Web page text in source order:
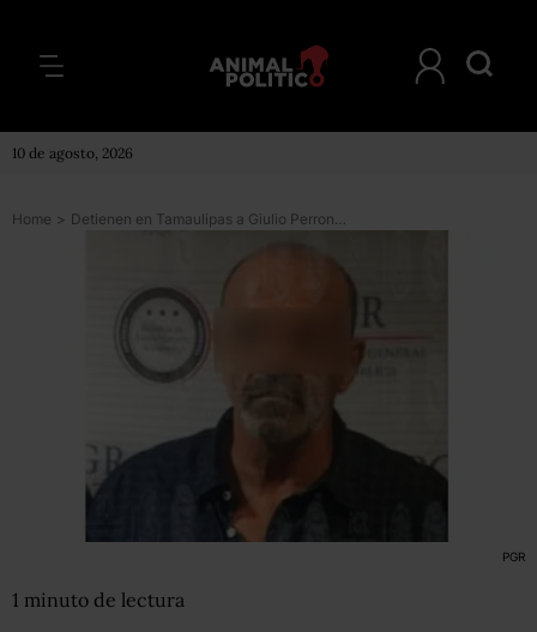
10 de agosto, 2026
Home > Detienen en Tamaulipas a Giulio Perrone, jefe de la mafia y uno de los más buscados en Italia
PGR
1 minuto de lectura